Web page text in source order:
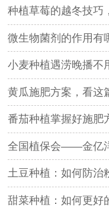
种植草莓的越冬技巧
微生物菌剂的作用有
小麦种植遇涝晚播不
黄瓜施肥方案，看这
番茄种植掌握好施肥
全国植保会——金亿洋以
土豆种植：如何防治
甜菜种植：如何更好